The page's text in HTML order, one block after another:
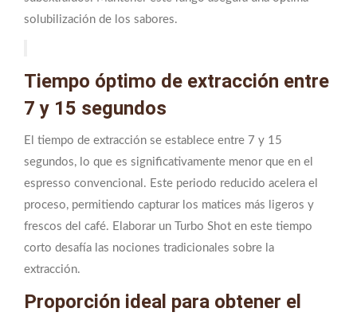
solubilización de los sabores.
Tiempo óptimo de extracción entre
7 y 15 segundos
El tiempo de extracción se establece entre 7 y 15
segundos, lo que es significativamente menor que en el
espresso convencional. Este periodo reducido acelera el
proceso, permitiendo capturar los matices más ligeros y
frescos del café. Elaborar un Turbo Shot en este tiempo
corto desafía las nociones tradicionales sobre la
extracción.
Proporción ideal para obtener el